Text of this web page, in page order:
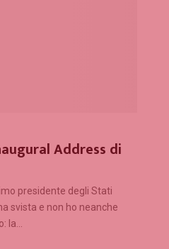
Address di
presidente degli Stati
svista e non ho neanche